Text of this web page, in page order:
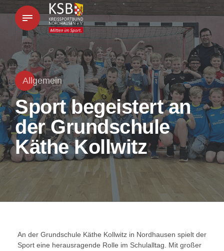
Allgemein
Sport begeistert an
der Grundschule
Käthe Kollwitz
An der Grundschule Käthe Kollwitz in Nordhausen spielt der
Sport eine herausragende Rolle im Schulalltag. Mit großer